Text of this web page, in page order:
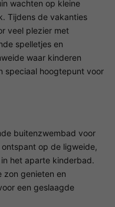
wachten op kleine
Tijdens de vakanties
veel plezier met
spelletjes en
waar kinderen
speciaal hoogtepunt voor
buitenzwembad voor
op de ligweide,
het aparte kinderbad.
zon genieten en
een geslaagde